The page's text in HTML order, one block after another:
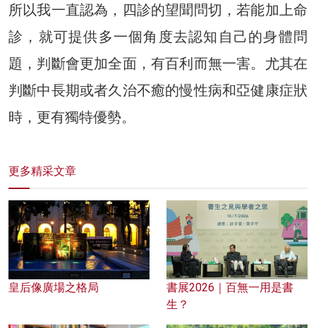
所以我一直認為，四診的望聞問切，若能加上命
診，就可提供多一個角度去認知自己的身體問
題，判斷會更加全面，有百利而無一害。尤其在
判斷中長期或者久治不癒的慢性病和亞健康症狀
時，更有獨特優勢。
更多精采文章
皇后像廣場之格局
書展2026｜百無一用是書
生？